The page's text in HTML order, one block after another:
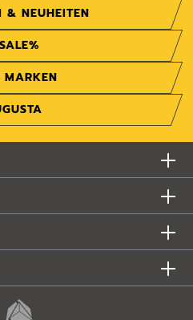
& NEUHEITEN
MARKEN